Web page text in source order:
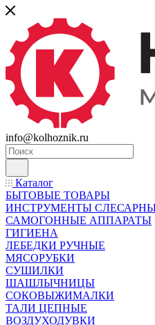
info@kolhoznik.ru
Каталог
БЫТОВЫЕ ТОВАРЫ
ИНСТРУМЕНТЫ
САМОГОННЫЕ АППАРАТЫ
ГИГИЕНА
ЛЕБЕДКИ РУЧНЫЕ
МЯСОРУБКИ
СУШИЛКИ
ШАШЛЫЧНИЦЫ
СОКОВЫЖИМАЛКИ
ТАЛИ ЦЕПНЫЕ
ВОЗДУХОДУВКИ